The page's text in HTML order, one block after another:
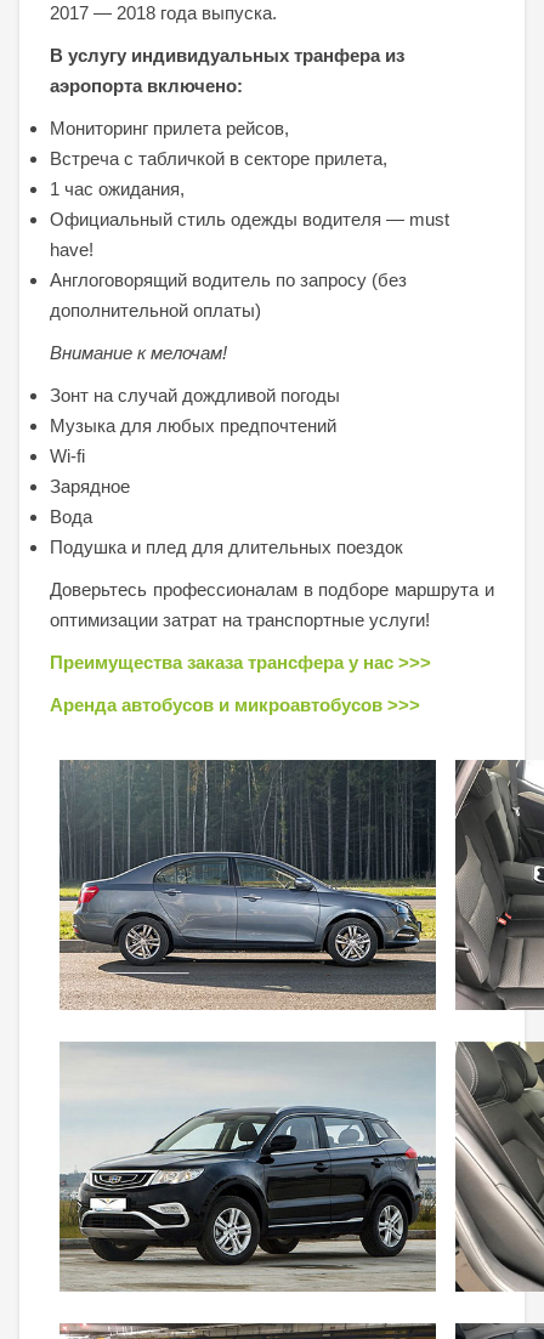
2017 — 2018 года выпуска.
В услугу индивидуальных транфера из
аэропорта включено:
Мониторинг прилета рейсов,
Встреча с табличкой в секторе прилета,
1 час ожидания,
Официальный стиль одежды водителя — must
have!
Англоговорящий водитель по запросу (без
дополнительной оплаты)
Внимание к мелочам!
Зонт на случай дождливой погоды
Музыка для любых предпочтений
Wi-fi
Зарядное
Вода
Подушка и плед для длительных поездок
Доверьтесь профессионалам в подборе маршрута и
оптимизации затрат на транспортные услуги!
Преимущества заказа трансфера у нас >>>
Аренда автобусов и микроавтобусов >>>